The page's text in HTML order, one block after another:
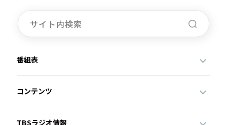
番組表
コンテンツ
TBSラジオ情報